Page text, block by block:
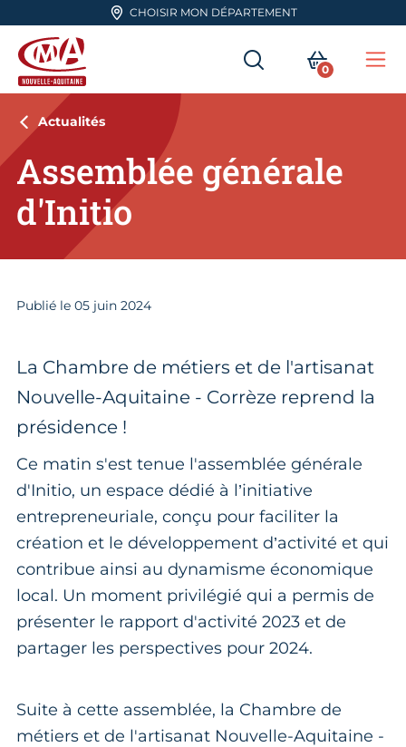
Aller en haut de pageCHOISIR MON DÉPARTEMENT
CMA Nouvelle-Aquitaine
RECHERCHER
MON
0
Actualités
Assemblée générale
d'Initio
Publié le 05 juin 2024
La Chambre de métiers et de l'artisanat
Nouvelle-Aquitaine - Corrèze reprend la
présidence !
Ce matin s'est tenue l'assemblée générale
d'Initio, un espace dédié à l’initiative
entrepreneuriale, conçu pour faciliter la
création et le développement d’activité et qui
contribue ainsi au dynamisme économique
local. Un moment privilégié qui a permis de
présenter le rapport d'activité 2023 et de
partager les perspectives pour 2024.
Suite à cette assemblée, la Chambre de
métiers et de l'artisanat Nouvelle-Aquitaine -